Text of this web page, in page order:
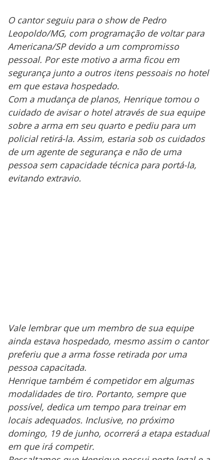
O cantor seguiu para o show de Pedro
Leopoldo/MG, com programação de voltar para
Americana/SP devido a um compromisso
pessoal. Por este motivo a arma ficou em
segurança junto a outros itens pessoais no hotel
em que estava hospedado.
Com a mudança de planos, Henrique tomou o
cuidado de avisar o hotel através de sua equipe
sobre a arma em seu quarto e pediu para um
policial retirá-la. Assim, estaria sob os cuidados
de um agente de segurança e não de uma
pessoa sem capacidade técnica para portá-la,
evitando extravio.
Vale lembrar que um membro de sua equipe
ainda estava hospedado, mesmo assim o cantor
preferiu que a arma fosse retirada por uma
pessoa capacitada.
Henrique também é competidor em algumas
modalidades de tiro. Portanto, sempre que
possível, dedica um tempo para treinar em
locais adequados. Inclusive, no próximo
domingo, 19 de junho, ocorrerá a etapa estadual
em que irá competir.